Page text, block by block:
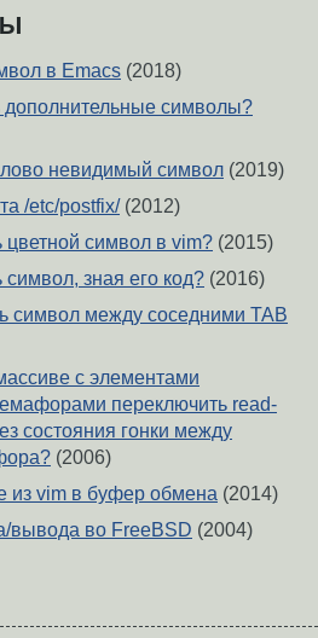
в Emacs (2018)
дополнительные символы?
невидимый символ (2019)
/etc/postfix/(2012)
цветной символ в vim? (2015)
символ, зная его код? (2016)
символ между соседними TAB
с элементами
переключить read-
состояния гонки между
(2006)
из vim в буфер обмена (2014)
вывода во FreeBSD (2004)